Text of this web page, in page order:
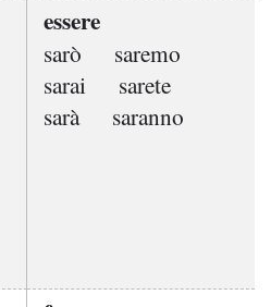
essere
sarò
saremo
sarai
sarete
sarà
saranno